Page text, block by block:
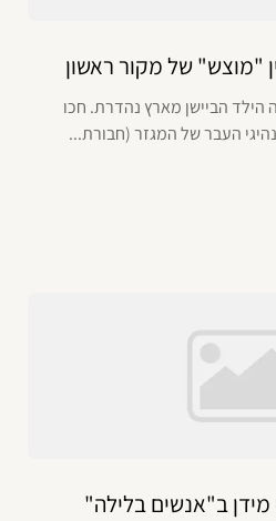
"מוצש" של מקור ראשון
הביישן מארץ נהדרת. חכו
העבר של המגזר (חבורת...
מידן ב"אנשים בלילה"